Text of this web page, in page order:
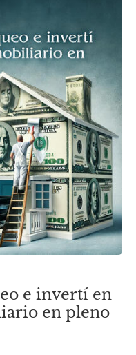
e invertí en
en pleno